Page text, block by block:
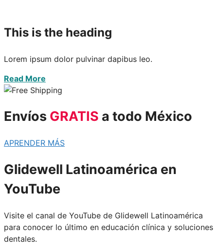
This is the heading
Lorem ipsum dolor pulvinar dapibus leo.
Read More
Envíos GRATIS a todo México
APRENDER MÁS
Glidewell Latinoamérica en
YouTube
Visite el canal de YouTube de Glidewell Latinoamérica
para conocer lo último en educación clínica y soluciones
dentales.